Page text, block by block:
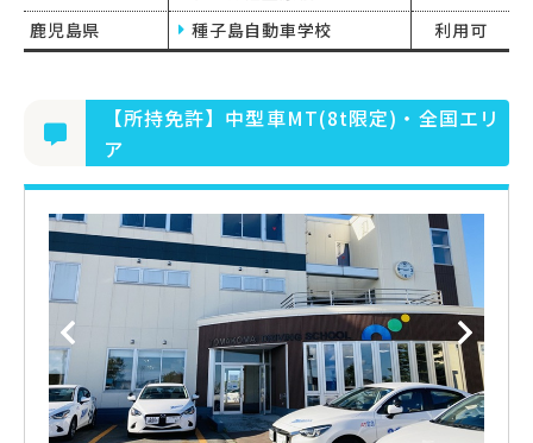
鹿児島県
種子島自動車学校 利用可
【所持免許】中型車MT(8t限定)・全国エリ
ア